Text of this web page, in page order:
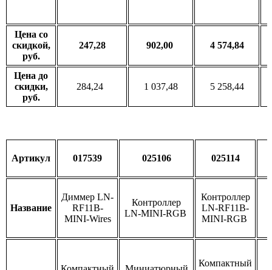
Цена со
скидкой,
руб.
247,28 902,00 4 574,84
Цена до
скидки,
руб.
284,24 1 037,48 5 258,44
Артикул 017539 025106 025114
Название
Диммер LN-
RF11B-
MINI-Wires
Контроллер
LN-MINI-RGB
Контроллер
LN-RF11B-
MINI-RGB
Компактный